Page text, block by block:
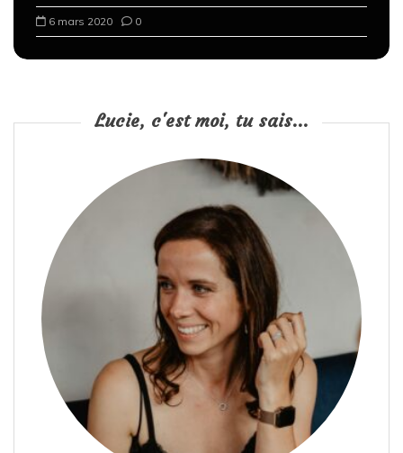
6 mars 2020 0
Lucie, c'est moi, tu sais...